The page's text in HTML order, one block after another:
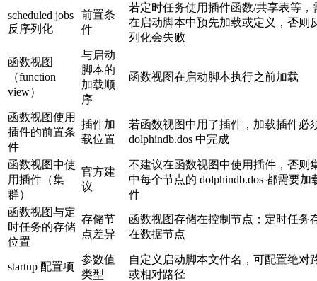
scheduled jobs
反序列化
前置条
件
若定时任务使用插件函数/共享表等，
在启动脚本中预先加载或定义，否则
列化会失败
函数视图
（function
view）
与启动
脚本的
加载顺
序
函数视图在启动脚本执行之前加载
函数视图使用
插件的前置条
件
插件加
载位置
若函数视图中用了插件，加载插件必
dolphindb.dos 中完成
函数视图中使
用插件（集
群）
官方建
议
不建议在函数视图中使用插件，否则
中每个节点的 dolphindb.dos 都需要加
件
函数视图与定
时任务的存储
位置
存储节
点差异
函数视图存储在控制节点；定时任务
在数据节点
startup 配置项
参数值
类型
自定义启动脚本文件名，可配置绝对
或相对路径